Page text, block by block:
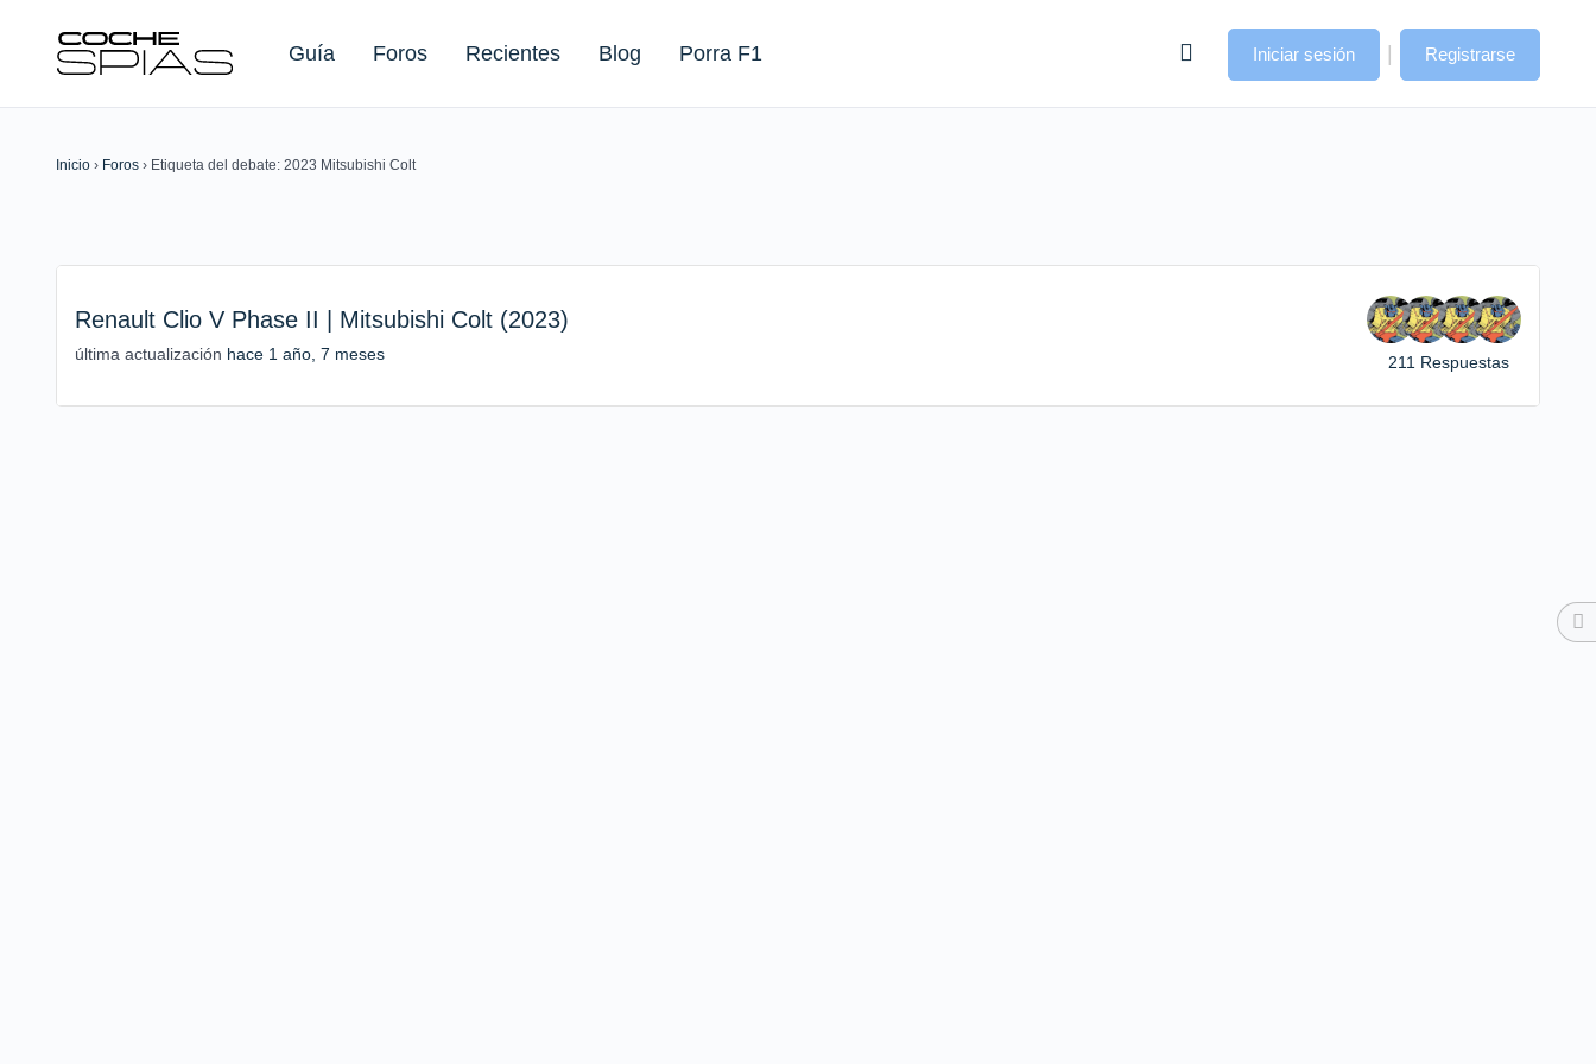
Guía Foros Recientes Blog Porra F1
Buscar:
Iniciar sesión | Registrarse
Inicio › Foros › Etiqueta del debate: 2023 Mitsubishi Colt
Renault Clio V Phase II | Mitsubishi Colt (2023)
última actualización hace 1 año, 7 meses 211 Respuestas